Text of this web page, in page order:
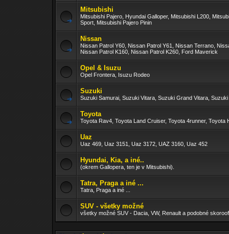
Mitsubishi
Mitsubishi Pajero, Hyundai Galloper, Mitsubishi L200,
Sport, Mitsubishi Pajero Pinin
Nissan
Nissan Patrol Y60, Nissan Patrol Y61, Nissan Terrano,
Nissan Patrol K160, Nissan Patrol K260, Ford Maverick
Opel & Isuzu
Opel Frontera, Isuzu Rodeo
Suzuki
Suzuki Samurai, Suzuki Vitara, Suzuki Grand Vitara,
Toyota
Toyota Rav4, Toyota Land Cruiser, Toyota 4runner, Toyota
Uaz
Uaz 469, Uaz 3151, Uaz 3172, UAZ 3160, Uaz 452
Hyundai, Kia, a iné..
(okrem Gallopera, ten je v Mitsubishi).
Tatra, Praga a iné ...
Tatra, Praga a iné ...
SUV - všetky možné
všetky možné SUV - Dacia, VW, Renault a podobné